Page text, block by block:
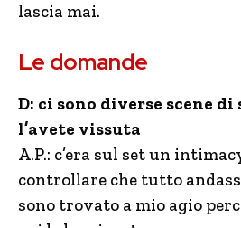
lascia mai.
Le domande
D: ci sono diverse scene di
l’avete vissuta
A.P.: c’era sul set un
controllare che tutto
sono trovato a mio agio